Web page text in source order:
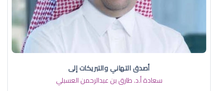
أصدق التهاني والتبريكات إلى
سعادة أ.د. ​طارق بن عبدالرحمن العسبلي